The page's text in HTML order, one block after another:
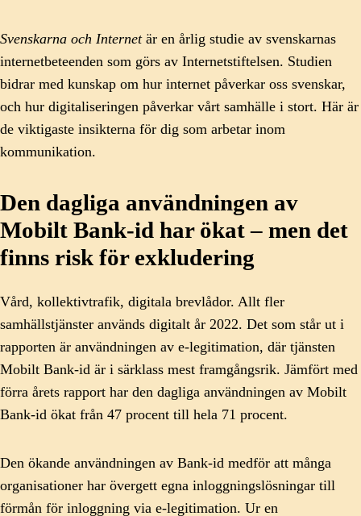
Svenskarna och Internetär en årlig studie av svenskarnas
internetbeteenden som görs av Internetstiftelsen. Studien
bidrar med kunskap om hur internet påverkar oss svenskar,
och hur digitaliseringen påverkar vårt samhälle i stort. Här är
de viktigaste insikterna för dig som arbetar inom
kommunikation.
Den dagliga användningen av
Mobilt Bank-id har ökat – men det
finns risk för exkludering
Vård, kollektivtrafik, digitala brevlådor. Allt fler
samhällstjänster används digitalt år 2022. Det som står ut i
rapporten är användningen av e-legitimation, där tjänsten
Mobilt Bank-id är i särklass mest framgångsrik. Jämfört med
förra årets rapport har den dagliga användningen av Mobilt
Bank-id ökat från 47 procent till hela 71 procent.
Den ökande användningen av Bank-id medför att många
organisationer har övergett egna inloggningslösningar till
förmån för inloggning via e-legitimation. Ur en